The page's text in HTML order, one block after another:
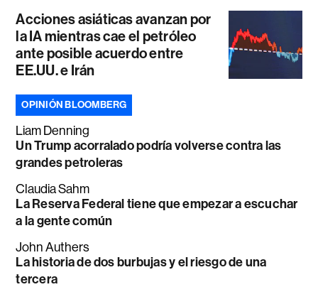
Acciones asiáticas avanzan por
la IA mientras cae el petróleo
ante posible acuerdo entre
EE.UU. e Irán
OPINIÓN BLOOMBERG
Liam Denning
Un Trump acorralado podría volverse contra las
grandes petroleras
Claudia Sahm
La Reserva Federal tiene que empezar a escuchar
a la gente común
John Authers
La historia de dos burbujas y el riesgo de una
tercera